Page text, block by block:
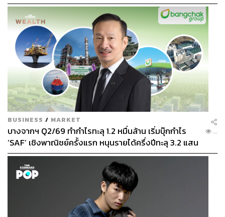
BUSINESS / MARKET
บางจากฯ Q2/69 ทำกำไรทะลุ 1.2 หมื่นล้าน เริ่มบุ๊กกำไร
‘SAF’ เชิงพาณิชย์ครั้งแรก หนุนรายได้ครึ่งปีทะลุ 3.2 แสน
ล้าน
...